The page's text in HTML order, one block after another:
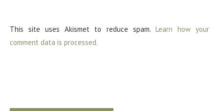
This site uses Akismet to reduce spam. Learn how your
comment data is processed.